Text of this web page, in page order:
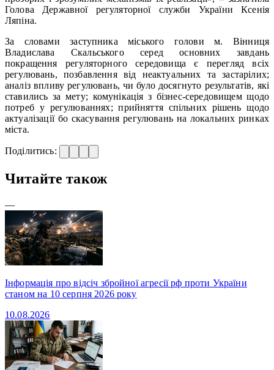
Голова Державної регуляторної служби України Ксенія
Ляпіна.
За словами заступника міського голови м. Вінниця
Владислава Скальського серед основних завдань
покращення регуляторного середовища є перегляд всіх
регулювань, позбавлення від неактуальних та застарілих;
аналіз впливу регулювань, чи було досягнуто результатів, які
ставились за мету; комунікація з бізнес-середовищем щодо
потреб у регулюваннях; прийняття спільних рішень щодо
актуалізації бо скасування регулювань на локальних ринках
міста.
Поділитись:
Читайте також
—
Інформація про відсіч збройної агресії рф проти України
станом на 10 серпня 2026 року
10.08.2026